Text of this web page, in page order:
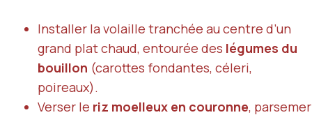
Installer la volaille tranchée au centre d’un
grand plat chaud, entourée des légumes du
bouillon (carottes fondantes, céleri,
poireaux).
Verser le riz moelleux en couronne, parsemer